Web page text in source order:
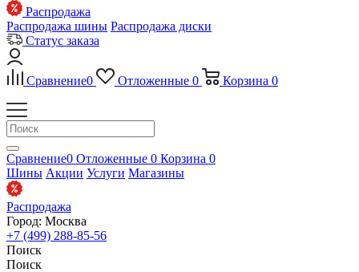
Распродажа
Распродажа шины Распродажа диски
Статус заказа
Сравнение0 Отложенные 0 Корзина 0
Сравнение0 Отложенные 0 Корзина 0
Шины Акции Услуги Магазины
Распродажа
Город: Москва
+7 (499) 288-85-56
Поиск
Поиск